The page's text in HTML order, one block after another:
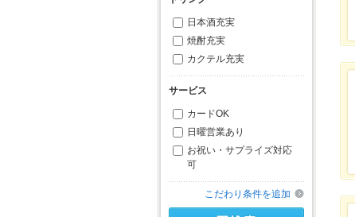
日本酒充実
焼酎充実
カクテル充実
サービス
カードOK
日曜営業あり
お祝い・サプライズ対応
可
こだわり条件を追加